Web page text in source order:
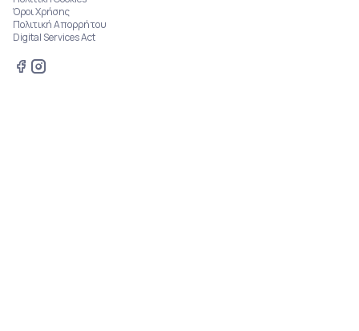
Όροι Χρήσης
Πολιτική Απορρήτου
Digital Services Act